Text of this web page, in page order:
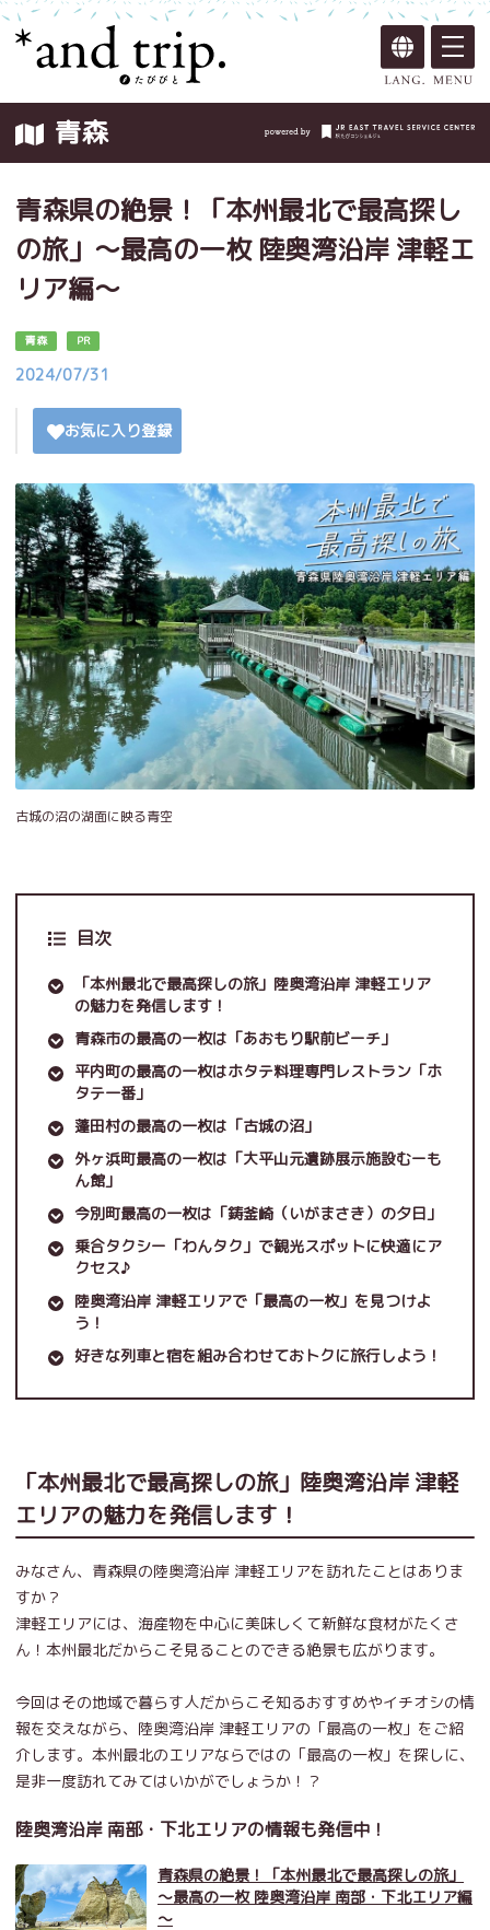
青森
青森県の絶景！「本州最北で最高探し
の旅」～最高の一枚 陸奥湾沿岸 津軽エ
リア編～
青森 PR
2024/07/31
お気に入り登録
古城の沼の湖面に映る青空
目次
「本州最北で最高探しの旅」陸奥湾沿岸 津軽エリア
の魅力を発信します！
青森市の最高の一枚は「あおもり駅前ビーチ」
平内町の最高の一枚はホタテ料理専門レストラン「ホ
タテ一番」
蓬田村の最高の一枚は「古城の沼」
外ヶ浜町最高の一枚は「大平山元遺跡展示施設むーも
ん館」
今別町最高の一枚は「鋳釜崎（いがまさき）の夕日」
乗合タクシー「わんタク」で観光スポットに快適にア
クセス♪
陸奥湾沿岸 津軽エリアで「最高の一枚」を見つけよ
う！
好きな列車と宿を組み合わせておトクに旅行しよう！
「本州最北で最高探しの旅」陸奥湾沿岸 津軽
エリアの魅力を発信します！
みなさん、青森県の陸奥湾沿岸 津軽エリアを訪れたことはありま
すか？
津軽エリアには、海産物を中心に美味しくて新鮮な食材がたくさ
ん！本州最北だからこそ見ることのできる絶景も広がります。
今回はその地域で暮らす人だからこそ知るおすすめやイチオシの情
報を交えながら、陸奥湾沿岸 津軽エリアの「最高の一枚」をご紹
介します。本州最北のエリアならではの「最高の一枚」を探しに、
是非一度訪れてみてはいかがでしょうか！？
陸奥湾沿岸 南部・下北エリアの情報も発信中！
青森県の絶景！「本州最北で最高探しの旅」
～最高の一枚 陸奥湾沿岸 南部・下北エリア編
～